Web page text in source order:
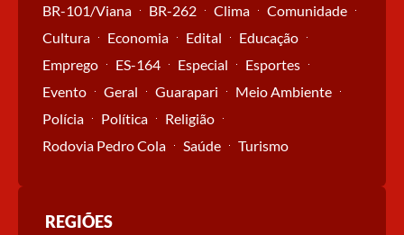
BR-101/Viana
BR-262 Clima
Comunidade
Cultura
Economia Edital
Educação
Emprego
ES-164 Especial
Esportes
Evento
Geral Guarapari
Meio Ambiente
Polícia
Política
Religião
Rodovia Pedro Cola
Saúde Turismo
REGIÕES